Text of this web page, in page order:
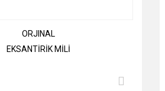
ORJINAL
EKSANTİRİK MİLİ